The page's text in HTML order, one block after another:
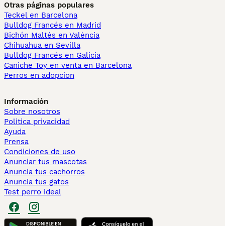
Otras páginas populares
Teckel en Barcelona
Bulldog Francés en Madrid
Bichón Maltés en València
Chihuahua en Sevilla
Bulldog Francés en Galicia
Caniche Toy en venta en Barcelona
Perros en adopcion
Información
Sobre nosotros
Politica privacidad
Ayuda
Prensa
Condiciones de uso
Anunciar tus mascotas
Anuncia tus cachorros
Anuncia tus gatos
Test perro ideal